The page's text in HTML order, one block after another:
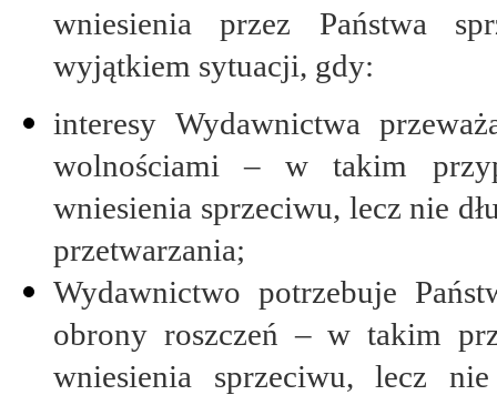
wniesienia przez Państwa
wyjątkiem sytuacji, gdy:
interesy Wydawnictwa
wolnościami – w takim
wniesienia sprzeciwu, lecz nie
przetwarzania;
Wydawnictwo potrzebuje
obrony roszczeń – w takim
wniesienia sprzeciwu, lecz